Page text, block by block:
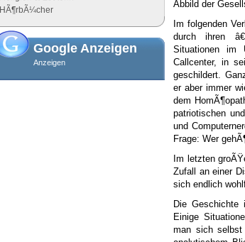
HÃ¶rbÃ¼cher
Google Anzeigen
Anzeigen
Abbild der
Im folgenden
durch ihren
Situationen im
Callcenter, in
geschildert.
er aber immer
dem
patriotischen
und
Frage: Wer
Im letzten
Zufall an einer
sich endlich
Die Geschichte
Einige
man sich selbst